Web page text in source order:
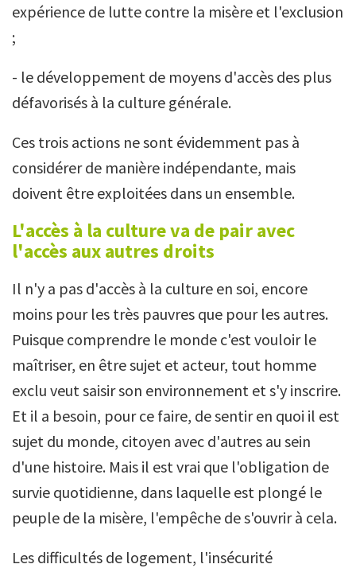
expérience de lutte contre la misère et l'exclusion
;
- le développement de moyens d'accès des plus
défavorisés à la culture générale.
Ces trois actions ne sont évidemment pas à
considérer de manière indépendante, mais
doivent être exploitées dans un ensemble.
L'accès à la culture va de pair avec
l'accès aux autres droits
Il n'y a pas d'accès à la culture en soi, encore
moins pour les très pauvres que pour les autres.
Puisque comprendre le monde c'est vouloir le
maîtriser, en être sujet et acteur, tout homme
exclu veut saisir son environnement et s'y inscrire.
Et il a besoin, pour ce faire, de sentir en quoi il est
sujet du monde, citoyen avec d'autres au sein
d'une histoire. Mais il est vrai que l'obligation de
survie quotidienne, dans laquelle est plongé le
peuple de la misère, l'empêche de s'ouvrir à cela.
Les difficultés de logement, l'insécurité